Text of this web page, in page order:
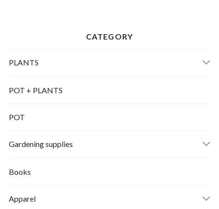
CATEGORY
PLANTS
POT + PLANTS
POT
Gardening supplies
Books
Apparel